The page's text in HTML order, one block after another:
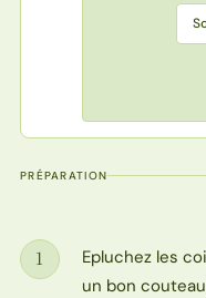
PRÉPARATION
Étape
1
Epluchez les
un bon